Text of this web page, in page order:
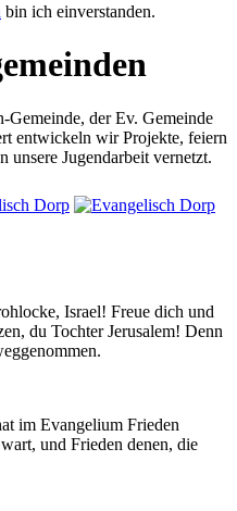
bin ich einverstanden.
Gemeinde, der Ev. Gemeinde
entwickeln wir Projekte, feiern
unsere Jugendarbeit vernetzt.
Israel! Freue dich und
du Tochter Jerusalem! Denn
im Evangelium Frieden
und Frieden denen, die